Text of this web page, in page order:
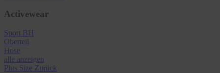
Activewear
Sport BH
Oberteil
Hose
alle anzeigen
Plus Size Zurück